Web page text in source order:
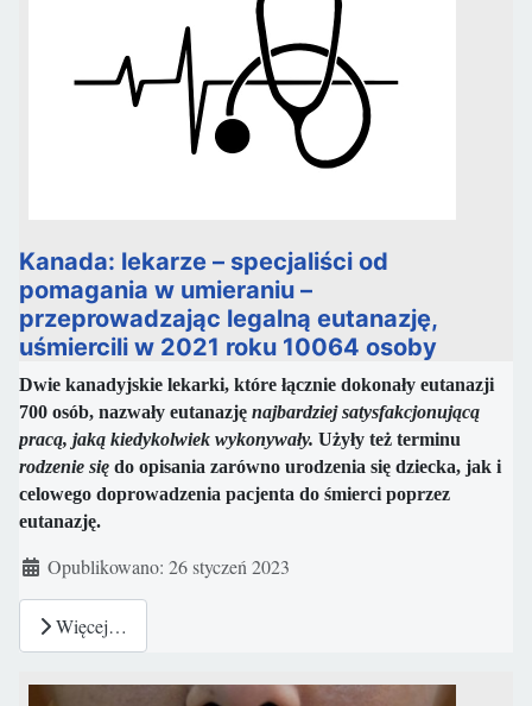
Kanada: lekarze – specjaliści od
pomagania w umieraniu –
przeprowadzając legalną eutanazję,
uśmiercili w 2021 roku 10064 osoby
Dwie kanadyjskie lekarki, które łącznie dokonały eutanazji
700 osób, nazwały eutanazję najbardziej satysfakcjonującą
pracą, jaką kiedykolwiek wykonywały. Użyły też terminu
rodzenie się do opisania zarówno urodzenia się dziecka, jak i
celowego doprowadzenia pacjenta do śmierci poprzez
eutanazję.
Szczegóły
Opublikowano: 26 styczeń 2023
Więcej…